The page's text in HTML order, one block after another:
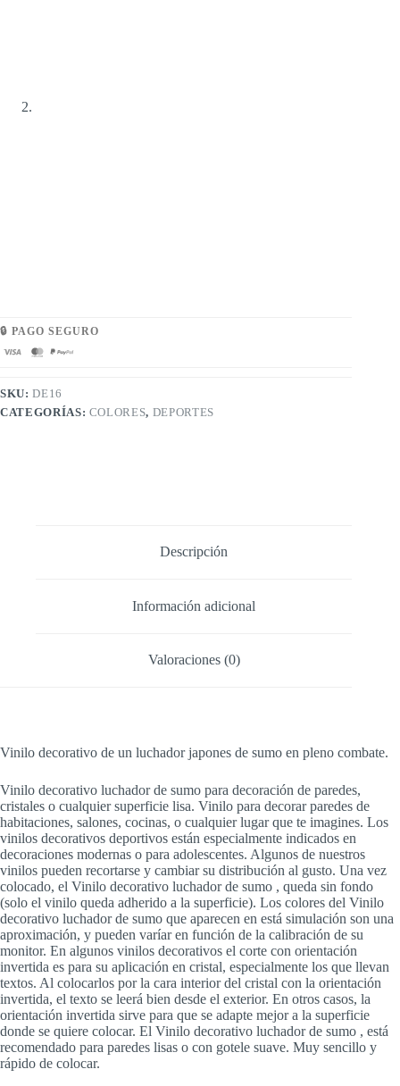
🔒 PAGO SEGURO
SKU:DE16
CATEGORÍAS: COLORES, DEPORTES
Descripción
Información adicional
Valoraciones (0)
Vinilo decorativo de un luchador japones de sumo en pleno combate.
Vinilo decorativo luchador de sumo para decoración de paredes,
cristales o cualquier superficie lisa. Vinilo para decorar paredes de
habitaciones, salones, cocinas, o cualquier lugar que te imagines. Los
vinilos decorativos deportivos están especialmente indicados en
decoraciones modernas o para adolescentes. Algunos de nuestros
vinilos pueden recortarse y cambiar su distribución al gusto. Una vez
colocado, el Vinilo decorativo luchador de sumo , queda sin fondo
(solo el vinilo queda adherido a la superficie). Los colores del Vinilo
decorativo luchador de sumo que aparecen en está simulación son una
aproximación, y pueden varíar en función de la calibración de su
monitor. En algunos vinilos decorativos el corte con orientación
invertida es para su aplicación en cristal, especialmente los que llevan
textos. Al colocarlos por la cara interior del cristal con la orientación
invertida, el texto se leerá bien desde el exterior. En otros casos, la
orientación invertida sirve para que se adapte mejor a la superficie
donde se quiere colocar. El Vinilo decorativo luchador de sumo , está
recomendado para paredes lisas o con gotele suave. Muy sencillo y
rápido de colocar.